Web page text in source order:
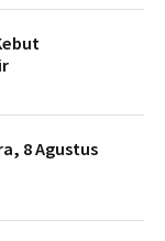
8 Agustus